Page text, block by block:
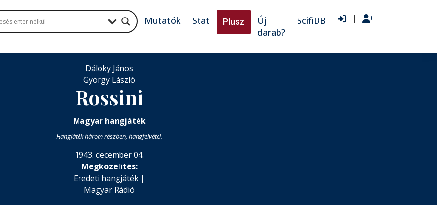
Mutatók Stat Plusz
Új
darab?
ScifiDB |
Dáloky János
György László
Rossini
Magyar hangjáték
Hangjáték három részben, hangfelvétel.
1943. december 04.
Megközelítés:
Eredeti hangjáték |
Magyar Rádió